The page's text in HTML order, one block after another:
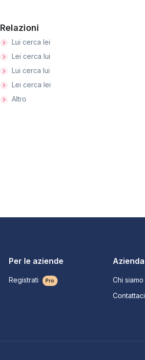
Relazioni
Lui cerca lei
Lei cerca lui
Lui cerca lui
Lei cerca lei
Altro
Per le aziende
Registrati Pro
Azienda
Chi siamo
Contattaci